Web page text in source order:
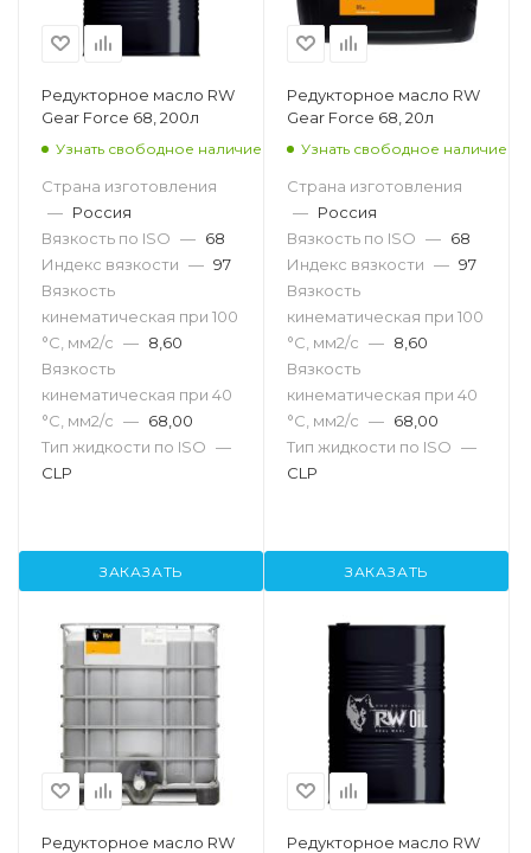
Редукторное масло RW
Gear Force 68, 200л
Узнать свободное наличие
Страна изготовления
— Россия
Вязкость по ISO — 68
Индекс вязкости — 97
Вязкость
кинематическая при 100
°С, мм2/с — 8,60
Вязкость
кинематическая при 40
°С, мм2/с — 68,00
Тип жидкости по ISO —
CLP
ЗАКАЗАТЬ
Редукторное масло RW
Gear Force 68, 20л
Узнать свободное наличие
Страна изготовления
— Россия
Вязкость по ISO — 68
Индекс вязкости — 97
Вязкость
кинематическая при 100
°С, мм2/с — 8,60
Вязкость
кинематическая при 40
°С, мм2/с — 68,00
Тип жидкости по ISO —
CLP
ЗАКАЗАТЬ
Редукторное масло RW
Редукторное масло RW